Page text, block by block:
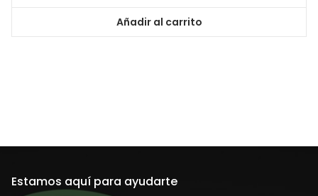
Añadir al carrito
Estamos aquí para ayudarte